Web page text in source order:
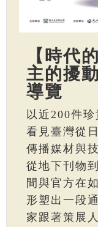
【時代
主的擾
導覽
以近200件
看見臺灣從
傳播媒材與
從地下刊物
間與官方在
形塑出一段
家跟著策展